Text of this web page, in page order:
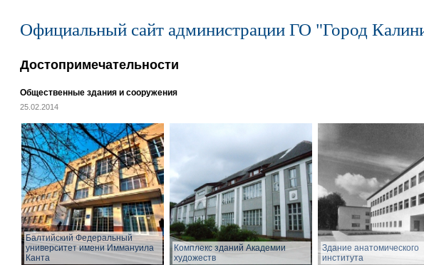
Официальный сайт администрации ГО "Город
Достопримечательности
Общественные здания и сооружения
25.02.2014
Балтийский Федеральный
университет имени Иммануила
Канта
Комплекс зданий Академии
художеств
Здание анатомического
института